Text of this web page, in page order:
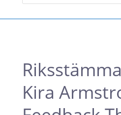
Kira